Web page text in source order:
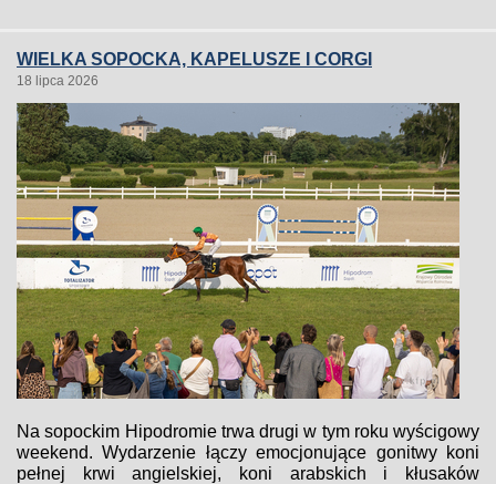
WIELKA SOPOCKA, KAPELUSZE I CORGI
18 lipca 2026
Na sopockim Hipodromie trwa drugi w tym roku wyścigowy
weekend. Wydarzenie łączy emocjonujące gonitwy koni
pełnej krwi angielskiej, koni arabskich i kłusaków